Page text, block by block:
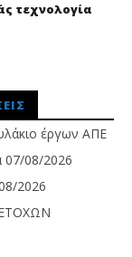
τεχνολογία
έργων ΑΠΕ
07/08/2026
2026